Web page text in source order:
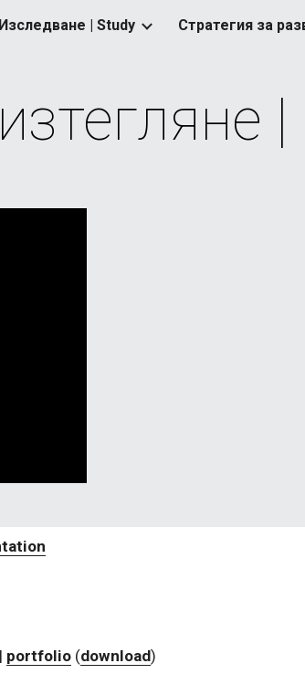
Skip to
Изследване | Study
portfolio (download)